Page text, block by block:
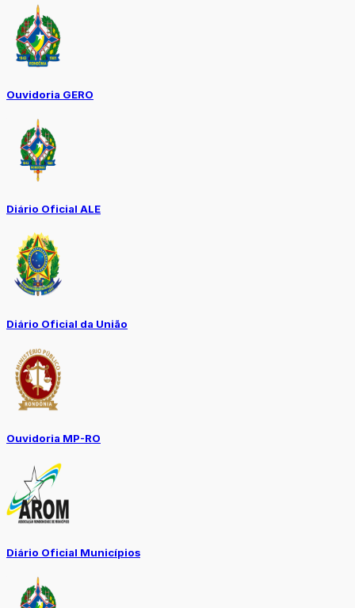
Ouvidoria GERO
Diário Oficial ALE
Diário Oficial da União
Ouvidoria MP-RO
Diário Oficial Municípios